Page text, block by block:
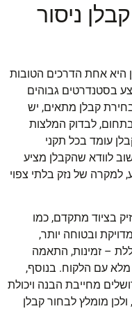
ניסור
היא אחת הדרכים הטובות
בסטנדרטים גבוהים
קבלן מתאים, יש
בתחום, לבדוק המלצות
עומד בכל תקני
לוודא שהקבלן מציע
למקרה של נזק בלתי צפוי
בציוד מתקדם, כמו
ובטוחה יותר,
– זמינות, התאמה
מלא עם הלקוח. בנוסף,
מחייבת הבנה ויכולת
מומלץ לבחור קבלן